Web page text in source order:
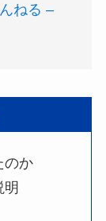
ねる –
のか
明